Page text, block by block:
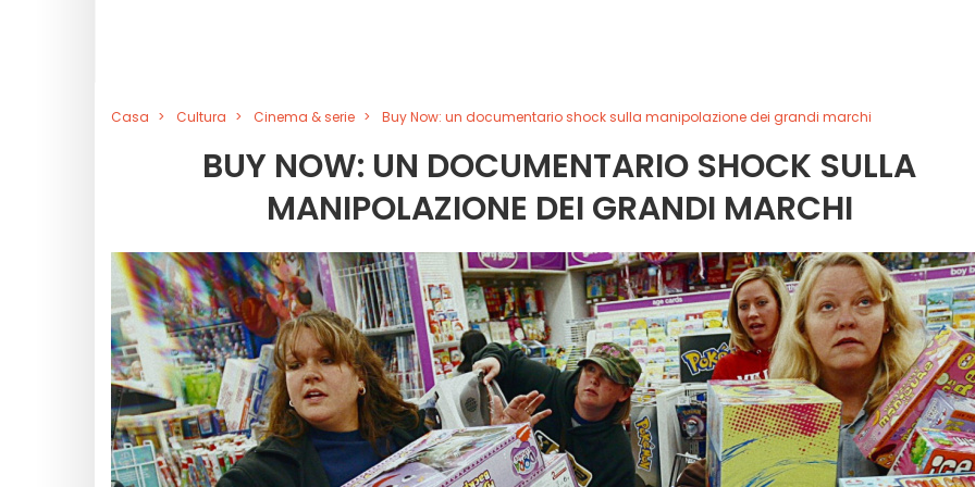
Casa Cultura Cinema & serie Buy Now: un documentario shock sulla manipolazione dei grandi marchi
BUY NOW: UN DOCUMENTARIO SHOCK SULLA
MANIPOLAZIONE DEI GRANDI MARCHI